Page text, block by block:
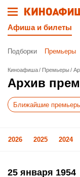
Афиша и билеты
Подборки Премьеры
Киноафиша Премьеры
Архив
Ближайшие
2026 2025 2024
25 января 1954